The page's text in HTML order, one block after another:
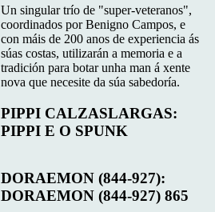
Un singular trío de "super-veteranos",
coordinados por Benigno Campos, e
con máis de 200 anos de experiencia ás
súas costas, utilizarán a memoria e a
tradición para botar unha man á xente
nova que necesite da súa sabedoría.
PIPPI CALZASLARGAS:
PIPPI E O SPUNK
DORAEMON (844-927):
DORAEMON (844-927) 865